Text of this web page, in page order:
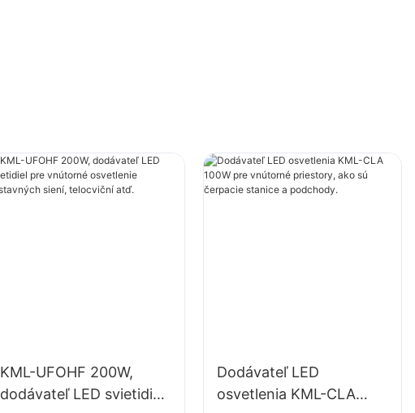
KML-UFOHF 200W,
dodávateľ LED svietidiel
Dodávateľ LED
osvetlenia KML-CLA